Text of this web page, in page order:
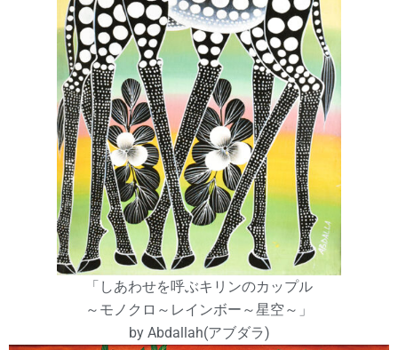
「しあわせを呼ぶキリンのカップル
～モノクロ～レインボー～星空～」
by Abdallah(アブダラ)